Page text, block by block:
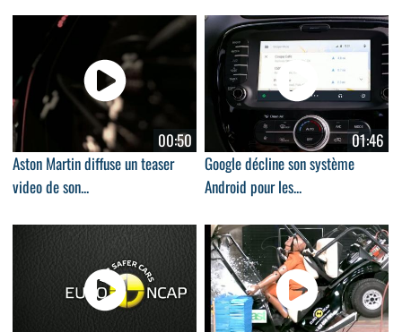
00:50
Aston Martin diffuse un teaser
video de son...
01:46
Google décline son système
Android pour les...